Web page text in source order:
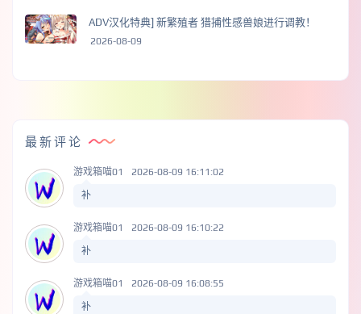
ADV汉化特典] 新繁殖者 猎捕性感兽娘进行调教！
2026-08-09
最新评论
游戏箱喵01 2026-08-09 16:11:02
补
游戏箱喵01 2026-08-09 16:10:22
补
游戏箱喵01 2026-08-09 16:08:55
补